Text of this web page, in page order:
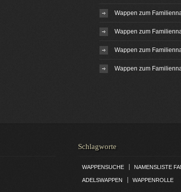
Wappen zum
Wappen zum
Wappen zum
Wappen zum
Schlagworte
WAPPENSUCHE NAMENSLISTE
ADELSWAPPEN WAPPENROLLE